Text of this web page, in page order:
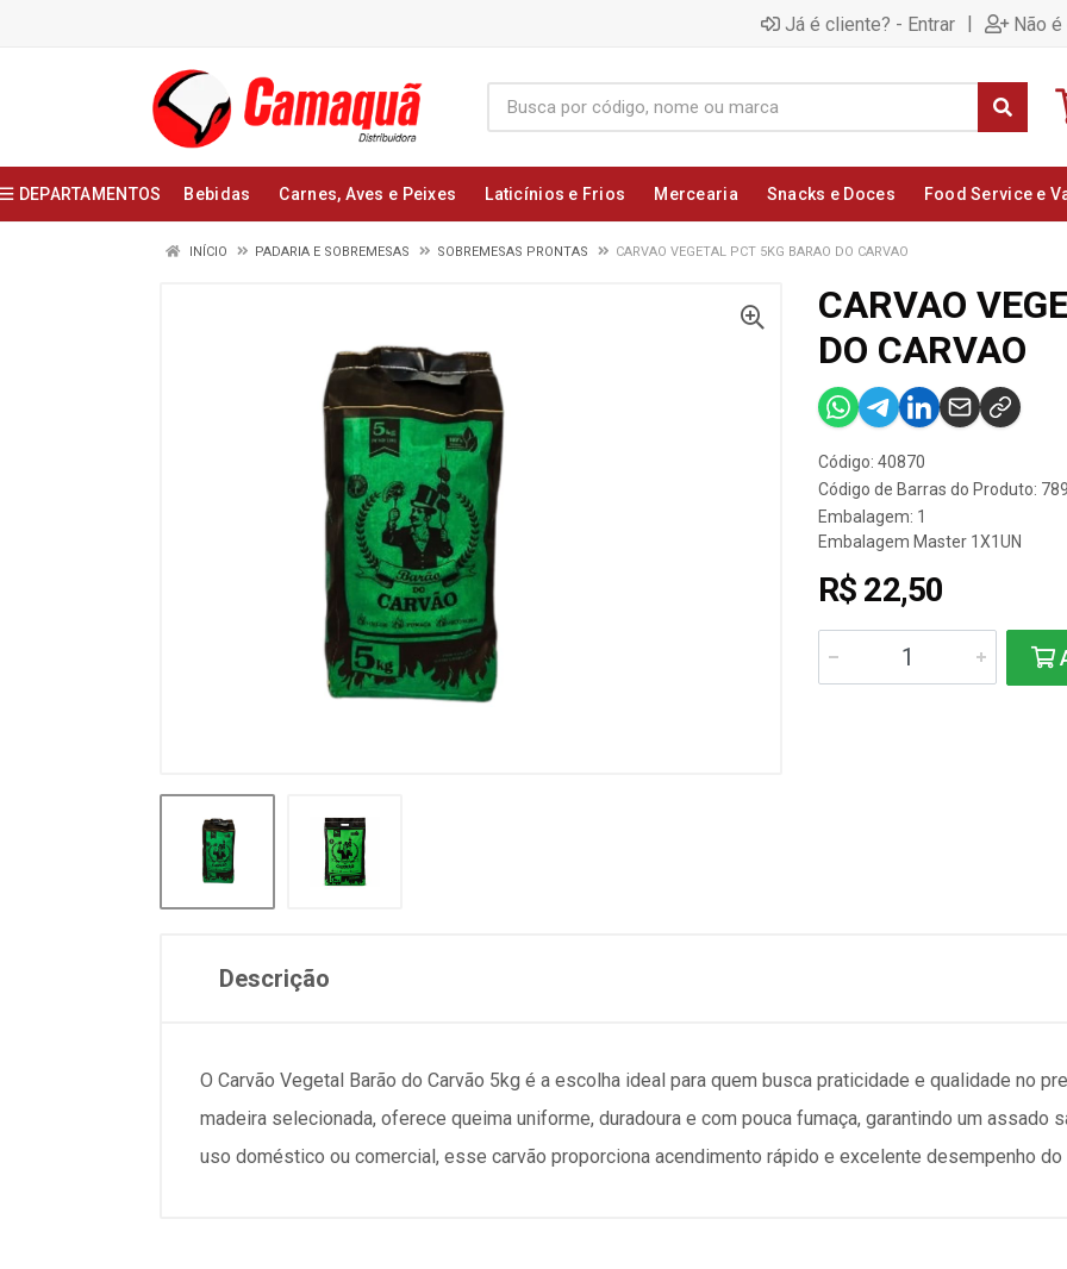
Já é cliente? - Entrar | Não
DEPARTAMENTOS Bebidas Carnes, Aves e Peixes Laticínios e Frios Mercearia Snacks e Doces Food Service e
INÍCIO PADARIA E SOBREMESAS SOBREMESAS PRONTAS CARVAO VEGETAL PCT 5KG BARAO DO CARVAO
CARVAO
DO CARVAO
Código: 40870
Código de Barras do Produto:
Embalagem: 1
Embalagem Master 1X1UN
R$ 22,50
Descrição
O Carvão Vegetal Barão do Carvão 5kg é a escolha ideal para quem busca praticidade e qualidade no
madeira selecionada, oferece queima uniforme, duradoura e com pouca fumaça, garantindo um assado
uso doméstico ou comercial, esse carvão proporciona acendimento rápido e excelente desempenho do